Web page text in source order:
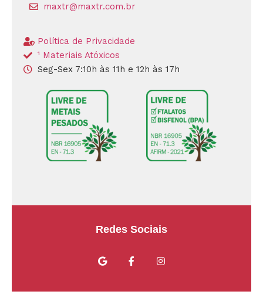
maxtr@maxtr.com.br
Política de Privacidade
¹ Materiais Atóxicos
Seg-Sex 7:10h às 11h e 12h às 17h
Redes Sociais
para oferecer a experiência mais
preferências e repetidas visitas. Ao
cookies. No entanto, você pode
controlado.